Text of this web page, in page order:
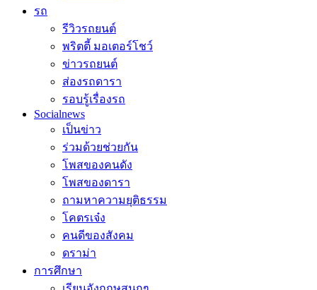
รถ
รีวิวรถยนต์
พริตตี้ มอเตอร์โชว์
ข่าวรถยนต์
ส่องรถดารา
รอบรู้เรื่องรถ
Socialnews
เป็นข่าว
ร่วมด้วยช่วยกัน
โพสของคนดัง
โพสของดารา
ถามหาความยุติธรรม
โคตรเจ๋ง
คนดีของสังคม
ดราม่า
การศึกษา